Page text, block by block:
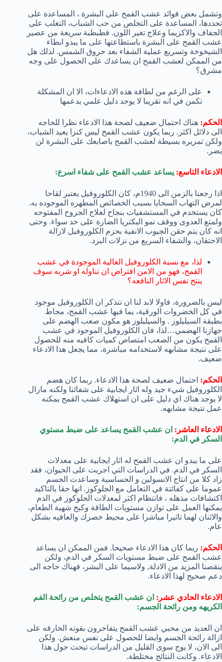
وتشمل بعض فوائد عشب القمح على البشرة ، المساعدة على
تجددها، المساعدة على التخلص من حب الشباب، التغلب على
الجفاف والاكزيما وعلاج تغير اللون. فطبطبة سريعة من عصير
عشب القمح على البشرة باستطاعتها على ما يبدو ابطاء
الشيخوخة وتسريع عملية الشفاء بعد حروق الشمس. لذلك هل
من الممكن لعشب القمح ان يساعدك على الحصول على وجه
مشرق؟
على الرغم من لطافة هذه الادعاءات، الا ان المشكلة
تكمن في انه تقريبا لا يوجد دليل علمي يدعمها
الحكم: هناك احتمال ضعيف لصحة هذا الادعاء نظرا للحاجه
الى دلائل اكثر. ربما يكون عشب القمح ليس كنزا يعيد الشباب،
ولكن تمريره بسيطة لعشب القمح باصابعك على البشرة لن
يضر.
الادعاء التاسع: يساعد عشب القمح على شفاء اسرع:
اذا رجعنا بالزمن الى 1940م، كان الكلوروفيل يعتبر لقاحا
لمرض التهاب السحايا بسبب الخصائص المطهره الموجوده به.
كان يستخدم في المستشفيات بنجاح لعلاج الجروح المفتوحه
ولمنع العدوى ووقف نمو البكتريا الضارة على حد سواء. وحتى
انه كان يتم حقن الجيوب الانفية بحزم الكلوروفيل لازالة
الاحتقان، والشفاء السريع من نزلات البرد.
لذا، مع نسبة الكلوروفيل العالية الموجودة في عشب
القمح، فهو من الامن افتراض ان تناوله او شربه سوف
ينتج نفس الاثار النافعه؟
ليس بالضرورة، فاولا لابد لنا ان نتذكر ان الكلوروفيل موجود
في كل الخضروات الورقية، بما فيها عشب القمح، محاط
بطبقة السيليلوز . والسيليلوز هو مكون صعب الهضم على
جهازنا الهضمي…لذا، فان الكلوروفيل الموجود في عشب
القمح يكون من الصعب امتصاص كميات كافيه منه للحصول
على نتيجة مشابهه لاستخدامه مباشرة، مما يجعل هذا الادعاء
ضعيف.
الحكم: احتمال ضعيف لصحة هذا الادعاء. ربما كان هضم
الكلوروفيل شيء جيد وله اثار ايجابية على شفائنا ولكنه مازال
لا يوجد هناك اي دليل على ان استهلاك عشب القمح يمكنه
عمل نتيجة مشابهه.
الادعاء العاشر: ان عشب القمح يساعد على ضبط مستوي
السكر في الدم:
على ما يبدو ان عشب القمح له اثار ايجابية على معدلات
السكر في الدم. في الدراسات التي اجريت على الحيوان، فقد
زاد كلا من انتاج الانسولين و الحساسية وساعدت الجسم
عموما على كفائتة في التعامل مع الجلوكوز. انها حقا بالتاكيد
اكتشافات مذهله ، فانتظام اكثر لمعدلات الجلوكوز في الدم
يمكنها العمل على توازن مستويات الطاقة وكبح شهية الطعام،
والاثنان لهما تاثيرا مباشرا على محيط خصرك والعافيه بشكل
عام.
الحكم: ربما كان هذا الادعاء صحيحا. فمن الممكن ان يساعد
عشب القمح على ضبط مستويات السكر في الدم، ولكن
ينقصنا المزيد من الادلة, ولاسيما على البشر، فهناك حاجه الى
دعم صحيح لهذا الادعاء.
الادعاء الحادي عشر: ان عشب القمح يتخلص من رائحة الفم
الكريهه ومن رائحة الجسم:
ان العديد من محبي عشب القمح يتفاخرون بقوته الخارقه على
ازالة رائحة الجسم وايضا للحصول على نفس منعش. ولكن
الى الان، لا يوج سوى القليل من الدراسات تبحث حول هذا
الادعاء. وكانت النتائج مختلطة.